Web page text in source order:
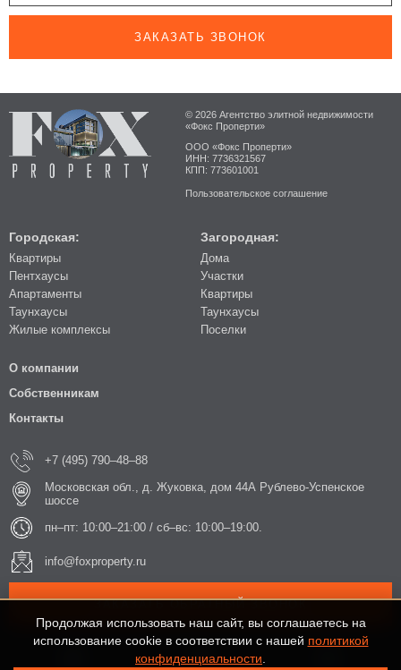
ЗАКАЗАТЬ ЗВОНОК
© 2026 Агентство элитной недвижимости
«Фокс Проперти»
ООО «Фокс Проперти»
ИНН: 7736321567
КПП: 773601001
Пользовательское соглашение
Городская:
Квартиры
Пентхаусы
Апартаменты
Таунхаусы
Жилые комплексы
Загородная:
Дома
Участки
Квартиры
Таунхаусы
Поселки
О компании
Собственникам
Контакты
+7 (495) 790–48–88
Московская обл., д. Жуковка, дом 44А Рублево-Успенское
шоссе
пн–пт: 10:00–21:00 / сб–вс: 10:00–19:00.
info@foxproperty.ru
ЗАКАЗАТЬ ОБРАТНЫЙ ЗВОНОК
Продолжая использовать наш сайт, вы соглашаетесь на
использование cookie в соответствии с нашей политикой
конфиденциальности